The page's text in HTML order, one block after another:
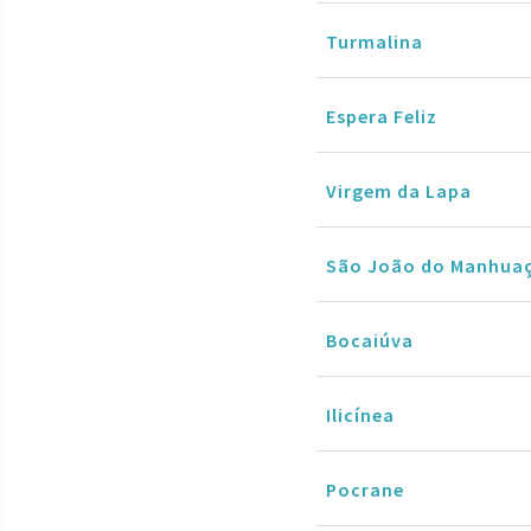
Turmalina
Espera Feliz
Virgem da Lapa
São João do
Bocaiúva
Ilicínea
Pocrane